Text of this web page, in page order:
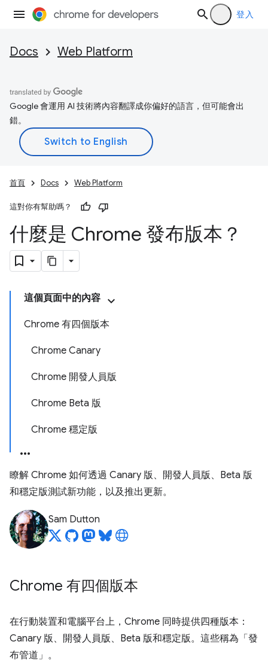
登入
Docs Web Platform
Google 會運用 AI 技術將內容翻譯成你偏好的語言，但可能會出
錯。
首頁 Docs Web Platform
這對你有幫助嗎？
什麼是 Chrome 發布版本？
這個頁面中的內容
Chrome 有四個版本
Chrome Canary
Chrome 開發人員版
Chrome Beta 版
Chrome 穩定版
瞭解 Chrome 如何透過 Canary 版、開發人員版、Beta 版
和穩定版測試新功能，以及推出更新。
Sam Dutton
Chrome 有四個版本
在行動裝置和電腦平台上，Chrome 同時提供四種版本：
Canary 版、開發人員版、Beta 版和穩定版。這些稱為「發
布管道」 。